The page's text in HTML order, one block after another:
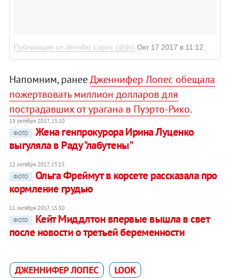
Публикация от Jennifer Lopez (@jlo) Окт 17 2017 в 11:12 PDT
Напомним, ранееДженнифер Лопес обещала
пожертвовать миллион долларов для
пострадавших от урагана в Пуэрто-Рико.
19 октября 2017, 15:10
ФОТО
Жена генпрокурора Ирина Луценко
выгуляла в Раду "лабутены"
12 октября 2017, 15:15
ФОТО
Ольга Фреймут в корсете рассказала про
кормление грудью
11 октября 2017, 15:50
ФОТО
Кейт Миддлтон впервые вышла в свет
после новости о третьей беременности
ДЖЕННИФЕР ЛОПЕС LOOK